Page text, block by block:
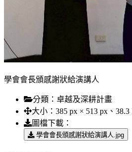
學會會長頒感謝狀給演講人
分類： 卓越及深耕計畫
大小： 385 px × 513 px、38.3
圖檔下載：
學會會長頒感謝狀給演講人.jpg